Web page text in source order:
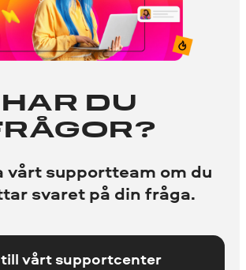
HAR DU
vårt supportteam om du
svaret på din fråga.
till vårt supportcenter